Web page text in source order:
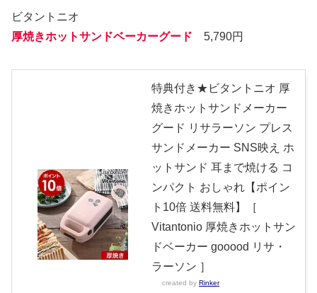
ビタントニオ
厚焼きホットサンドベーカーグード 5,790円
特典付き★ビタントニオ 厚
焼きホットサンドメーカー
グード リサラーソン プレス
サンドメーカー SNS映え ホ
ットサンド 耳まで焼ける コ
ンパクト おしゃれ【ポイン
ト10倍 送料無料】［
Vitantonio 厚焼きホットサン
ドベーカー gooood リサ・
ラーソン ］
created by Rinker